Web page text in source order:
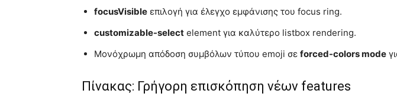
focusVisible επιλογή για έλεγχο εμφάνισης του focus ring.
customizable-select element για καλύτερο listbox rendering.
Μονόχρωμη απόδοση συμβόλων τύπου emoji σε forced-colors mode
Πίνακας: Γρήγορη επισκόπηση νέων features